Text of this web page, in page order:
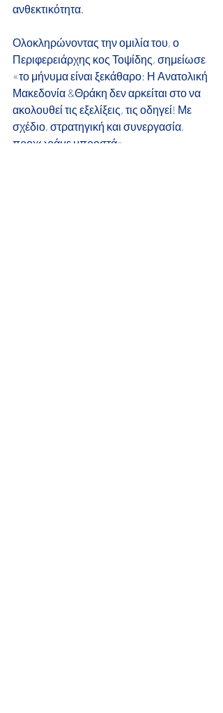
ανθεκτικότητα.
Ολοκληρώνοντας την ομιλία του, ο
Περιφερειάρχης κος Τοψίδης, σημείωσε
«το μήνυμα είναι ξεκάθαρο: Η Ανατολική
Μακεδονία &Θράκη δεν αρκείται στο να
ακολουθεί τις εξελίξεις, τις οδηγεί! Με
σχέδιο, στρατηγική και συνεργασία,
προχωράμε μπροστά».